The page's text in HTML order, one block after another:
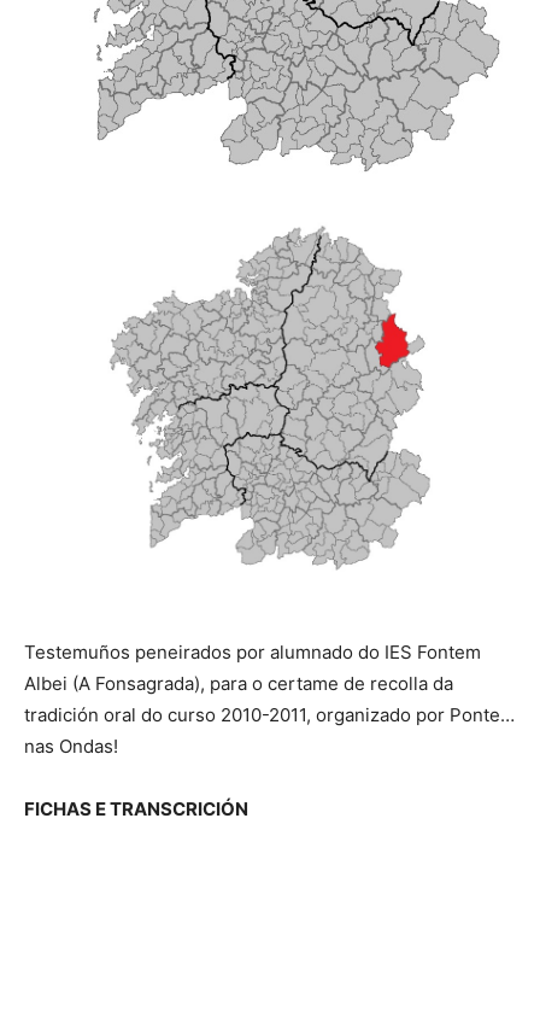
Testemuños peneirados por alumnado do IES Fontem
Albei (A Fonsagrada), para o certame de recolla da
tradición oral do curso 2010-2011, organizado por Ponte…
nas Ondas!
FICHAS E TRANSCRICIÓN